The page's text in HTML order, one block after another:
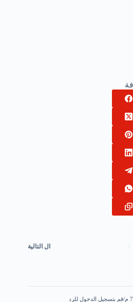
ال التالية
قم بتسجيل الدخول للرد